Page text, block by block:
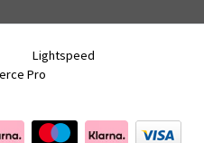
Lightspeed
Pro